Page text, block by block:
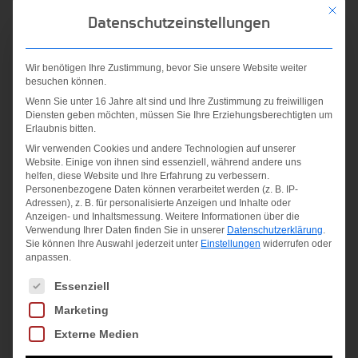
Ähnliche Produkte
PATRIOT 13
PS
55,00€
Mit
Datenschutzeinstellungen
Wir benötigen Ihre Zustimmung, bevor Sie unsere Website weiter
besuchen können.
Wenn Sie unter 16 Jahre alt sind und Ihre Zustimmung zu freiwilligen
Diensten geben möchten, müssen Sie Ihre Erziehungsberechtigten um
Erlaubnis bitten.
Wir verwenden Cookies und andere Technologien auf unserer
Website. Einige von ihnen sind essenziell, während andere uns
helfen, diese Website und Ihre Erfahrung zu verbessern.
Personenbezogene Daten können verarbeitet werden (z. B. IP-
Adressen), z. B. für personalisierte Anzeigen und Inhalte oder
Anzeigen- und Inhaltsmessung. Weitere Informationen über die
Verwendung Ihrer Daten finden Sie in unserer Datenschutzerklärung.
Sie können Ihre Auswahl jederzeit unter Einstellungen widerrufen oder
anpassen.
Es folgt eine Liste der Service-Gruppen, für die eine
Essenziell
Marketing
Externe Medien